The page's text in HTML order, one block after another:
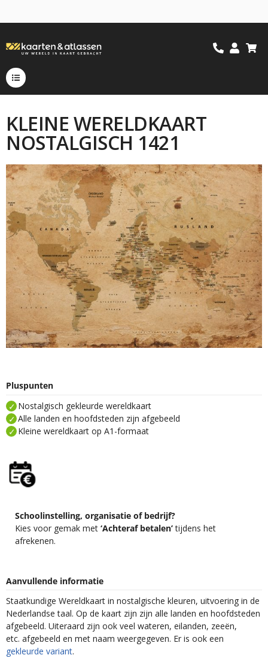
KLEINE WERELDKAART
NOSTALGISCH 1421
Pluspunten
Nostalgisch gekleurde wereldkaart
Alle landen en hoofdsteden zijn afgebeeld
Kleine wereldkaart op A1-formaat
Schoolinstelling, organisatie of bedrijf?
Kies voor gemak met ‘Achteraf betalen’tijdens het
afrekenen.
Aanvullende informatie
Staatkundige Wereldkaart in nostalgische kleuren, uitvoering in de
Nederlandse taal. Op de kaart zijn zijn alle landen en hoofdsteden
afgebeeld. Uiteraard zijn ook veel wateren, eilanden, zeeën,
etc. afgebeeld en met naam weergegeven. Er is ook een
gekleurde variant.